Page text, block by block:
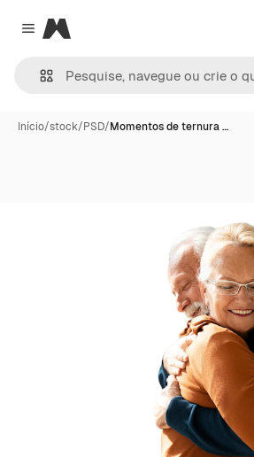
Close menu
Magnific
Início/stock/PSD/Momentos de ternura …